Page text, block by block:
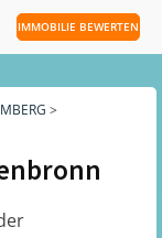
IMMOBILIE BEWERTEN
>